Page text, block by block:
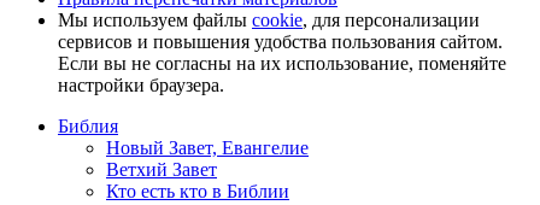
Мы используем файлы cookie, для персонализации
сервисов и повышения удобства пользования сайтом.
Если вы не согласны на их использование, поменяйте
настройки браузера.
Библия
Новый Завет, Евангелие
Ветхий Завет
Кто есть кто в Библии